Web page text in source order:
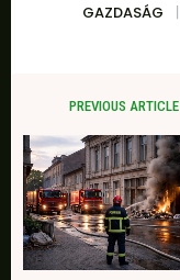
GAZDASÁG
PREVIOUS ARTICLE